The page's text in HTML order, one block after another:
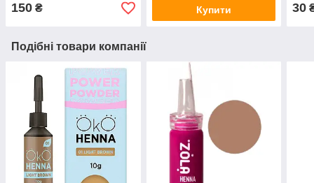
150 ₴ Купити 30
Подібні товари компанії